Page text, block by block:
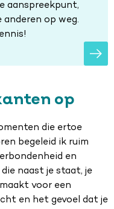
aanspreekpunt,
anderen op weg.
op
die ertoe
begeleid ik ruim
en
naast je staat, je
voor een
en het gevoel dat je